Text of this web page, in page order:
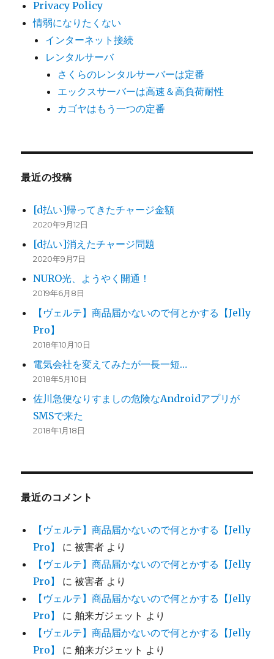
Privacy Policy
情弱になりたくない
インターネット接続
レンタルサーバ
さくらのレンタルサーバーは定番
エックスサーバーは高速＆高負荷耐性
カゴヤはもう一つの定番
最近の投稿
[d払い]帰ってきたチャージ金額
2020年9月12日
[d払い]消えたチャージ問題
2020年9月7日
NURO光、ようやく開通！
2019年6月8日
【ヴェルテ】商品届かないので何とかする【Jelly
Pro】
2018年10月10日
電気会社を変えてみたが一長一短…
2018年5月10日
佐川急便なりすましの危険なAndroidアプリが
SMSで来た
2018年1月18日
最近のコメント
【ヴェルテ】商品届かないので何とかする【Jelly
Pro】
に被害者 より
【ヴェルテ】商品届かないので何とかする【Jelly
Pro】
に被害者 より
【ヴェルテ】商品届かないので何とかする【Jelly
Pro】
に舶来ガジェット より
【ヴェルテ】商品届かないので何とかする【Jelly
Pro】
に舶来ガジェット より